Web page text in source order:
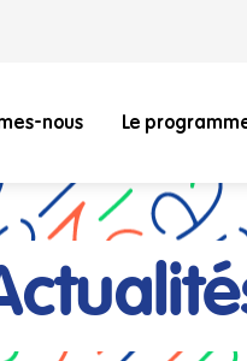
nous Le